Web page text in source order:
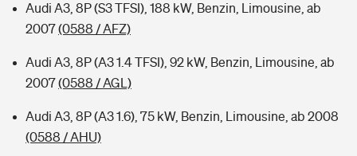
Audi A3, 8P (S3 TFSI), 188 kW, Benzin, Limousine, ab
2007(0588 / AFZ)
Audi A3, 8P (A3 1.4 TFSI), 92 kW, Benzin, Limousine, ab
2007(0588 / AGL)
Audi A3, 8P (A3 1.6), 75 kW, Benzin, Limousine, ab 2008
(0588 / AHU)